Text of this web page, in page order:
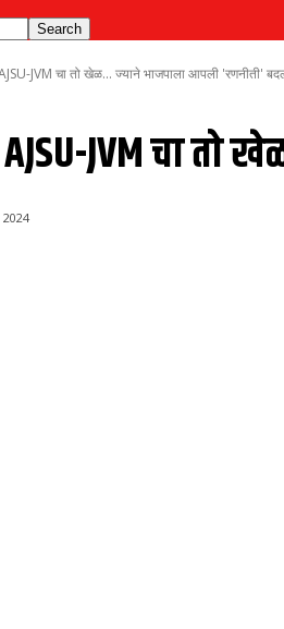
JVM चा तो खेळ... ज्याने भाजपाला आपली 'रणनीती'
AJSU-JVM चा